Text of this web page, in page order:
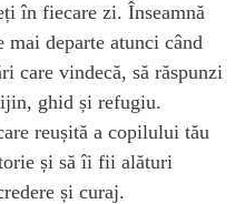
în fiecare zi. Înseamnă
mai departe atunci când
care vindecă, să răspunzi
ghid și refugiu.
reușită a copilului tău
și să îi fii alături
și curaj.